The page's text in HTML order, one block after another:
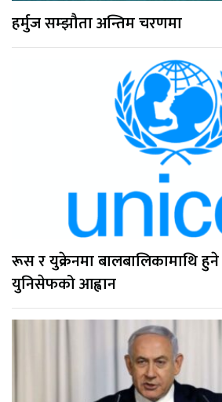
हर्मुज सम्झौता अन्तिम चरणमा
रूस र युक्रेनमा बालबालिकामाथि
युनिसेफको आह्वान